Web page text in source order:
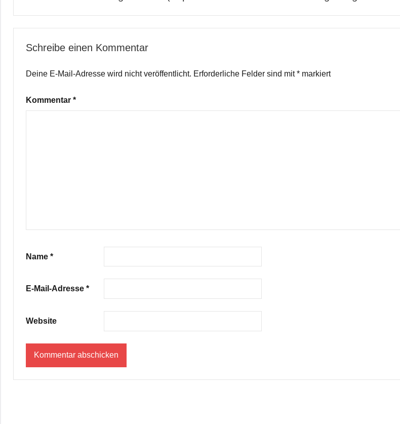
Schreibe einen Kommentar
Deine E-Mail-Adresse wird nicht veröffentlicht. Erforderliche Felder sind mit* markiert
Kommentar *
Name *
E-Mail-Adresse *
Website